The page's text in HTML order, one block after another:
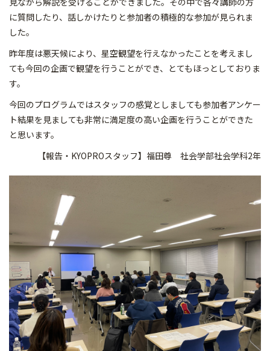
に質問したり、話しかけたりと参加者の積極的な参加が見られま
した。
昨年度は悪天候により、星空観望を行えなかったことを考えまし
ても今回の企画で観望を行うことができ、とてもほっとしておりま
す。
今回のプログラムではスタッフの感覚としましても参加者アンケー
ト結果を見ましても非常に満足度の高い企画を行うことができた
と思います。
【報告・KYOPROスタッフ】福田尊 社会学部社会学科2年